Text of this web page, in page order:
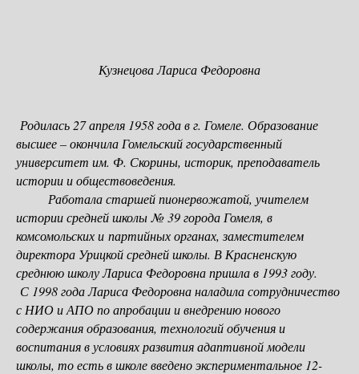
Кузнецова Лариса Федоровна
Родилась 27 апреля 1958 года в г. Гомеле. Образование
высшее – окончила Гомельский государственный
университет им. Ф. Скорины, историк, преподаватель
истории и обществоведения.
Работала старшей пионервожатой, учителем
истории средней школы № 39 города Гомеля, в
комсомольских и партийных органах, заместителем
директора Урицкой средней школы. В Красненскую
среднюю школу Лариса Федоровна пришла в 1993 году.
С 1998 года Лариса Федоровна наладила сотрудничество
с НИО и АПО по апробации и внедрению нового
содержания об­разования, технологий обучения и
воспитания в условиях развития адаптивной модели
школы, то есть в школе введено экспериментальное 12-